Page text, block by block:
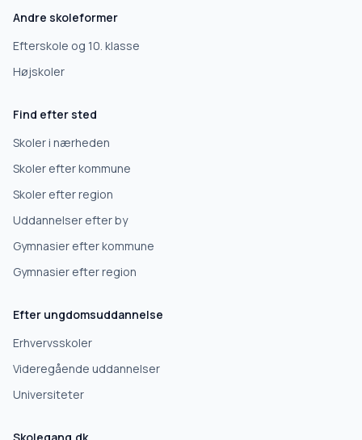
10. klasse
Erhvervsuddannelse
Videregående uddannelse
Andre skoleformer
Efterskole og 10. klasse
Højskoler
Find efter sted
Skoler i nærheden
Skoler efter kommune
Skoler efter region
Uddannelser efter by
Gymnasier efter kommune
Gymnasier efter region
Efter ungdomsuddannelse
Erhvervsskoler
Videregående uddannelser
Universiteter